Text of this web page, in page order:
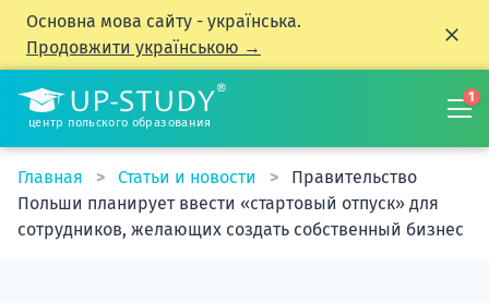
Основна мова сайту - українська.
Продовжити українською →
центр польского образования
1
Главная Статьи и новости
Правительство
Польши планирует ввести «стартовый отпуск» для
сотрудников, желающих создать собственный бизнес